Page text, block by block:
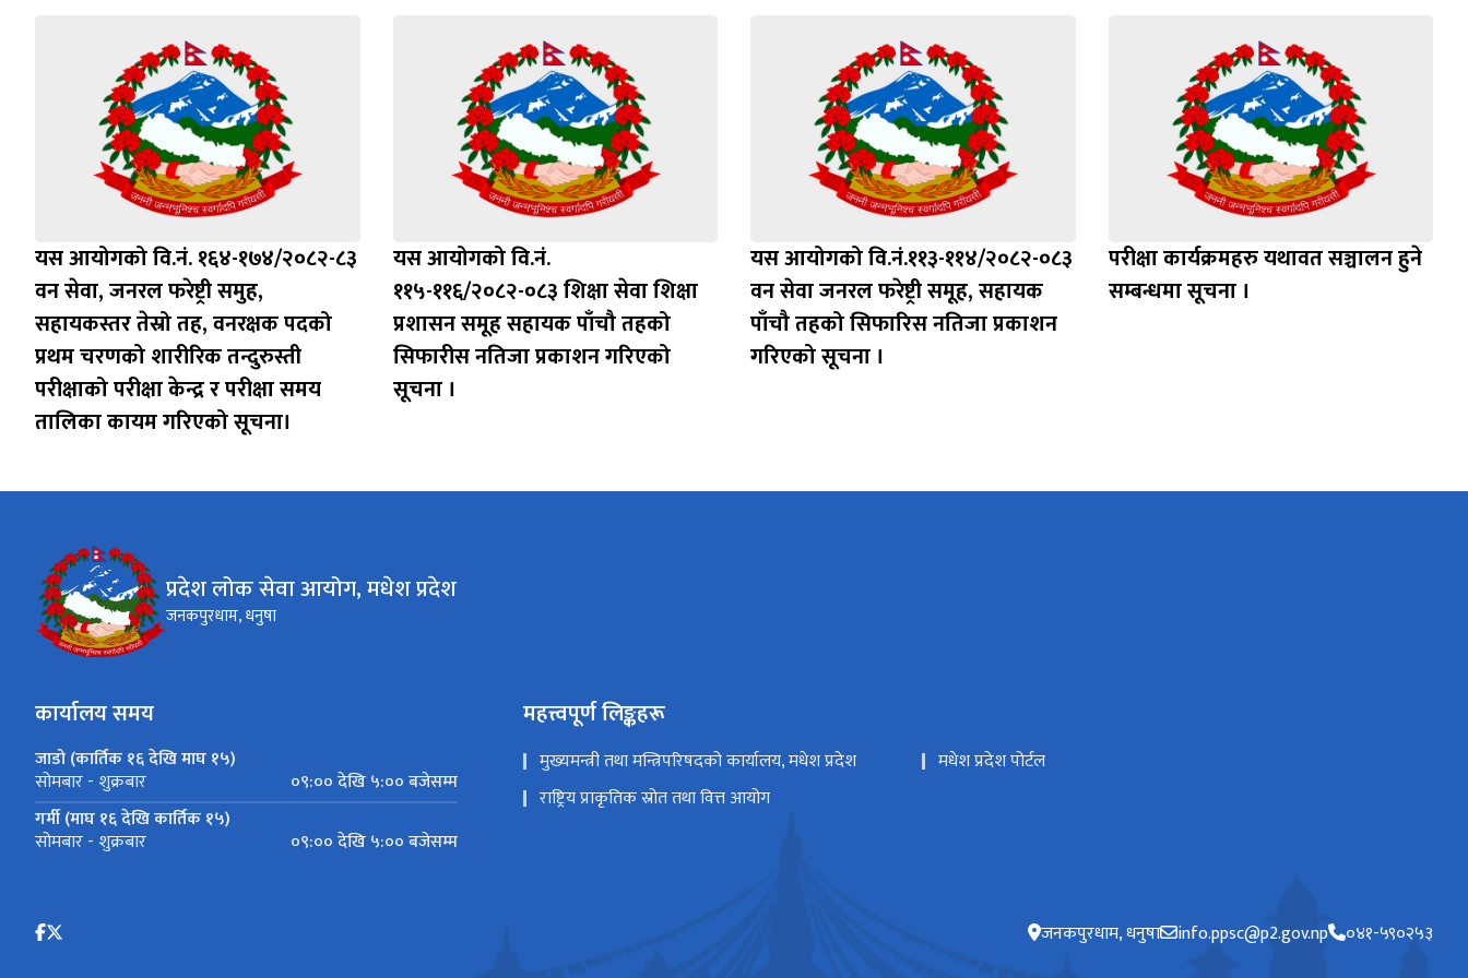
यस आयोगको वि.नं. १६४-१७४/२०८२-८३
वन सेवा, जनरल फरेष्ट्री समुह,
सहायकस्तर तेस्रो तह, वनरक्षक पदको
प्रथम चरणको शारीरिक तन्दुरुस्ती
परीक्षाको परीक्षा केन्द्र र परीक्षा समय
तालिका कायम गरिएको सूचना।
यस आयोगको वि.नं.
११५-११६/२०८२-०८३ शिक्षा सेवा शिक्षा
प्रशासन समूह सहायक पाँचौ तहको
सिफारीस नतिजा प्रकाशन गरिएको
सूचना ।
यस आयोगको वि.नं.११३-११४/२०८२-०८३
वन सेवा जनरल फरेष्ट्री समूह, सहायक
पाँचौ तहको सिफारिस नतिजा प्रकाशन
गरिएको सूचना ।
परीक्षा कार्यक्रमहरु यथावत सञ्चालन हुने
सम्बन्धमा सूचना ।
प्रदेश लोक सेवा आयोग, मधेश प्रदेश
जनकपुरधाम, धनुषा
कार्यालय समय
जाडो (कार्तिक १६ देखि माघ १५)
सोमबार - शुक्रबार
०९:०० देखि ५:०० बजेसम्म
गर्मी (माघ १६ देखि कार्तिक १५)
सोमबार - शुक्रबार ०९:०० देखि ५:०० बजेसम्म
महत्त्वपूर्ण लिङ्कहरू
मुख्यमन्त्री तथा मन्त्रिपरिषदको कार्यालय, मधेश प्रदेश
मधेश प्रदेश पोर्टल
राष्ट्रिय प्राकृतिक स्रोत तथा वित्त आयोग
जनकपुरधाम, धनुषा info.ppsc@p2.gov.np ०४१-५९०२५३